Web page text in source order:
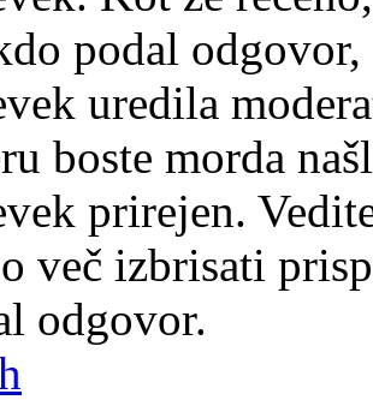
podal
uredila
boste morda
prirejen.
več izbrisati
odgovor.